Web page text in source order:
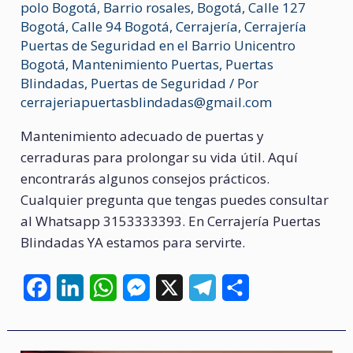
polo Bogotá, Barrio rosales, Bogotá,Calle 127
Bogotá,Calle 94 Bogotá,Cerrajería,Cerrajería
Puertas de Seguridad en el Barrio Unicentro
Bogotá, Mantenimiento Puertas, Puertas
Blindadas, Puertas de Seguridad / Por
cerrajeriapuertasblindadas@gmail.com
Mantenimiento adecuado de puertas y
cerraduras para prolongar su vida útil. Aquí
encontrarás algunos consejos prácticos.
Cualquier pregunta que tengas puedes consultar
al Whatsapp 3153333393. En Cerrajería Puertas
Blindadas YA estamos para servirte.
W
M